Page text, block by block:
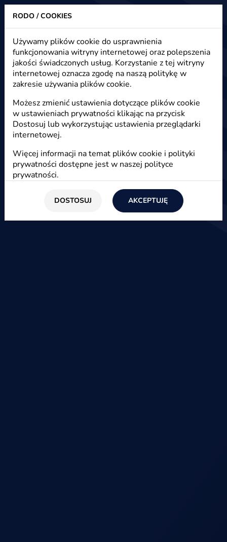
Heuristic - strony www, sklepy internetowe, e-marketing
Narzędzia e-PR - nowoczesny
Public Relations
Start / Blog / E-marketing
26 maja 2012
Agnieszka
e-PR to zestaw narzędzie to komunikacji
marketingowej w internecie. Trudno wyobrazić
sobie dzisiejszy marketing bez e-Public
RODO / COOKIES
Używamy plików cookie do usprawnienia
funkcjonowania witryny internetowej oraz polepszenia
jakości świadczonych usług. Korzystanie z tej witryny
internetowej oznacza zgodę na naszą politykę w
zakresie używania plików cookie.
Możesz zmienić ustawienia dotyczące plików cookie
w ustawieniach prywatności klikając na przycisk
Dostosuj lub wykorzystując ustawienia przeglądarki
internetowej.
Więcej informacji na temat plików cookie i polityki
prywatności dostępne jest w naszej polityce
prywatności.
DOSTOSUJ AKCEPTUJĘ